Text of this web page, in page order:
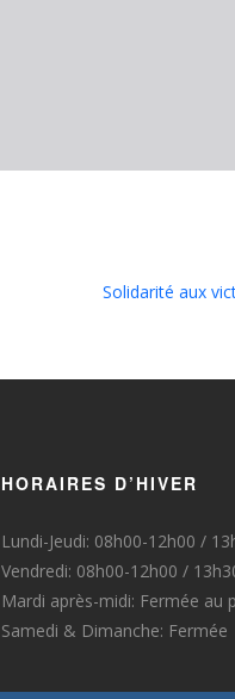
Solidarité aux
HORAIRES D’HIVER
Lundi-Jeudi: 08h00-12h00 /
Vendredi: 08h00-12h00 /
Mardi après-midi: Fermée au
Samedi & Dimanche: Fermée